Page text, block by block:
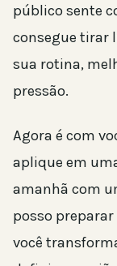
público sente
consegue tirar
sua rotina,
pressão.
Agora é com
aplique em
amanhã com
posso
você